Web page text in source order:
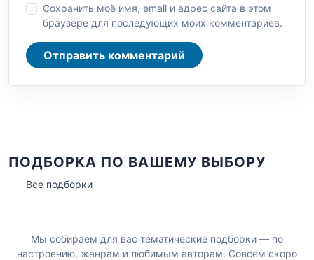
Сохранить моё имя, email и адрес сайта в этом
браузере для последующих моих комментариев.
Отправить комментарий
ПОДБОРКА ПО ВАШЕМУ ВЫБОРУ
Все подборки
Мы собираем для вас тематические подборки — по
настроению, жанрам и любимым авторам. Совсем скоро